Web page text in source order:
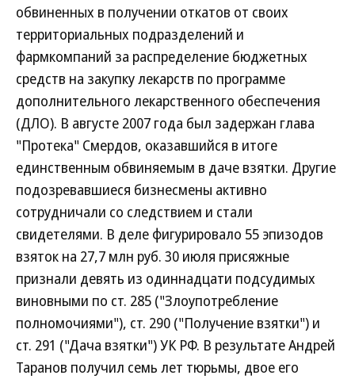
обвиненных в получении откатов от своих
территориальных подразделений и
фармкомпаний за распределение бюджетных
средств на закупку лекарств по программе
дополнительного лекарственного обеспечения
(ДЛО). В августе 2007 года был задержан глава
"Протека" Смердов, оказавшийся в итоге
единственным обвиняемым в даче взятки. Другие
подозревавшиеся бизнесмены активно
сотрудничали со следствием и стали
свидетелями. В деле фигурировало 55 эпизодов
взяток на 27,7 млн руб. 30 июля присяжные
признали девять из одиннадцати подсудимых
виновными по ст. 285 ("Злоупотребление
полномочиями"), ст. 290 ("Получение взятки") и
ст. 291 ("Дача взятки") УК РФ. В результате Андрей
Таранов получил семь лет тюрьмы, двое его